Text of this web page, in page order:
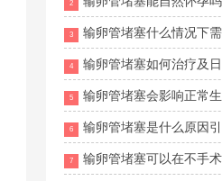
2
3 输卵管堵塞什么情况下
4 输卵管堵塞如何治疗及
5 输卵管堵塞会影响正常
6 输卵管堵塞是什么原因
7 输卵管堵塞可以在不手